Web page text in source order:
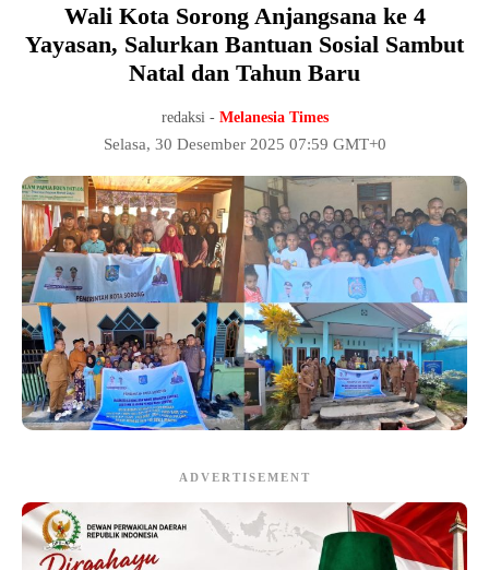
Wali Kota Sorong Anjangsana ke 4
Yayasan, Salurkan Bantuan Sosial Sambut
Natal dan Tahun Baru
redaksi - Melanesia Times
Selasa, 30 Desember 2025 07:59 GMT+0
ADVERTISEMENT